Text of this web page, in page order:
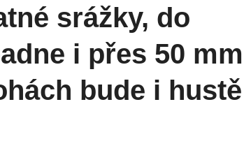
srážky, do
i přes 50
bude i hustě